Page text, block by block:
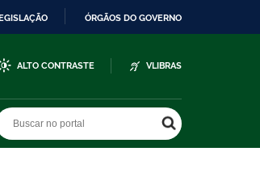
ÓRGÃOS DO GOVERNO
ALTO CONTRASTE VLIBRAS